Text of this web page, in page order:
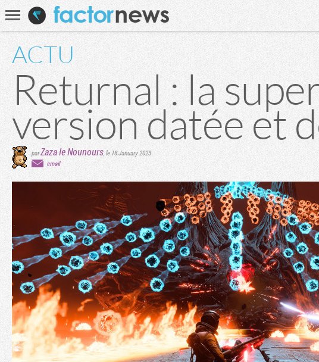
Recherche
ACTU
Returnal : la
version datée et
parZaza le Nounours,le 18 January 2023
email